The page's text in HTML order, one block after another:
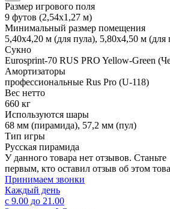
Размер игрового поля
9 футов (2,54х1,27 м)
Минимальный размер помещения
5,40х4,20 м (для пула), 5,80х4,50 м
Сукно
Eurosprint-70 RUS PRO Yellow-Green
Амортизаторы
профессиональные Rus Pro (U-118)
Вес нетто
660 кг
Используются шары
68 мм (пирамида), 57,2 мм (пул)
Тип игры
Русская пирамида
У данного товара нет отзывов. Станьте
первым, кто оставил отзыв об этом
Принимаем звонки
Каждый день
с 9.00 до 21.00